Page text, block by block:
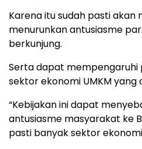
Karena itu sudah pasti
menurunkan antusiasme
berkunjung.
Serta dapat
sektor ekonomi UMKM yang
“Kebijakan ini dapat
antusiasme masyarakat ke
pasti banyak sektor